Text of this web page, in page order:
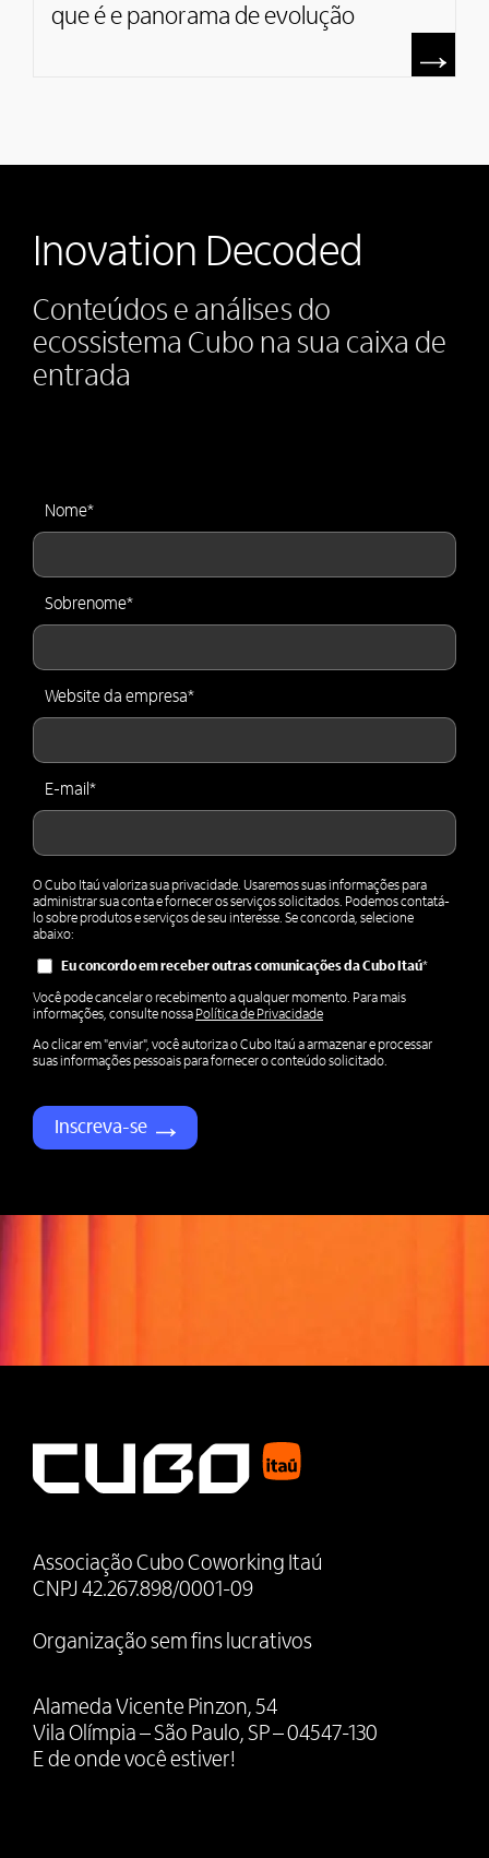
que é e panorama de evolução
Inovation Decoded
Conteúdos e análises do
ecossistema Cubo na sua caixa de
entrada
Nome*
Sobrenome*
Website da empresa*
E-mail *
O Cubo Itaú valoriza sua privacidade. Usaremos suas informações para
administrar sua conta e fornecer os serviços solicitados. Podemos contatá-
lo sobre produtos e serviços de seu interesse. Se concorda, selecione
abaixo:
Eu concordo em receber outras comunicações da Cubo Itaú*
Você pode cancelar o recebimento a qualquer momento. Para mais
informações, consulte nossa Política de Privacidade
Ao clicar em "enviar", você autoriza o Cubo Itaú a armazenar e processar
suas informações pessoais para fornecer o conteúdo solicitado.
Associação Cubo Coworking Itaú
CNPJ 42.267.898/0001-09
Organização sem fins lucrativos
Alameda Vicente Pinzon, 54
Vila Olímpia – São Paulo, SP – 04547-130
E de onde você estiver!